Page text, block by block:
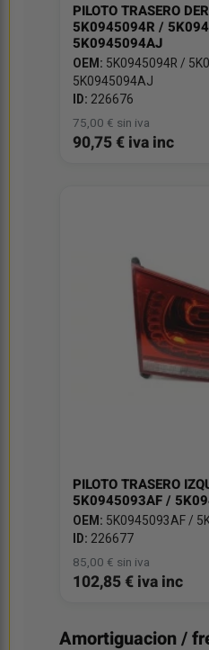
PILOTO TRASERO
5K0945094R /
5K0945094AJ
OEM: 5K0945094R /
5K0945094AJ
ID: 226676
75,00 € sin iva
90,75 € iva inc
PILOTO TRASERO
5K0945093AF /
OEM: 5K0945093AF /
ID: 226677
85,00 € sin iva
102,85 € iva inc
Amortiguacion /